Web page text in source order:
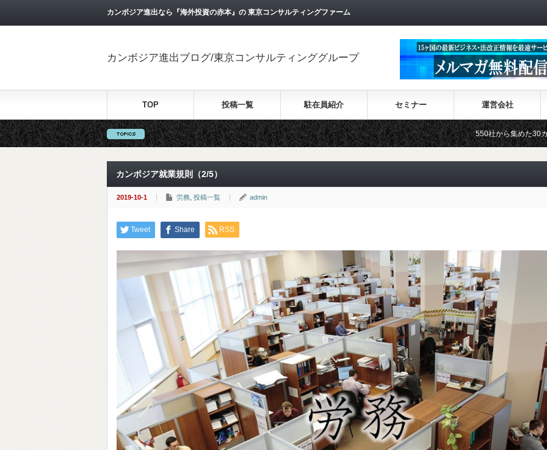
カンボジア進出なら『海外投資の赤本』の 東京コンサルティングファーム
カンボジア進出ブログ/東京コンサルティンググループ
TOP 投稿一覧 駐在員紹介 セミナー 運営会社
550社から集めた30カ国の最新ビジ
カンボジア就業規則（2/5）
2019-10-1 労務 投稿一覧 admin
Tweet Share RSS